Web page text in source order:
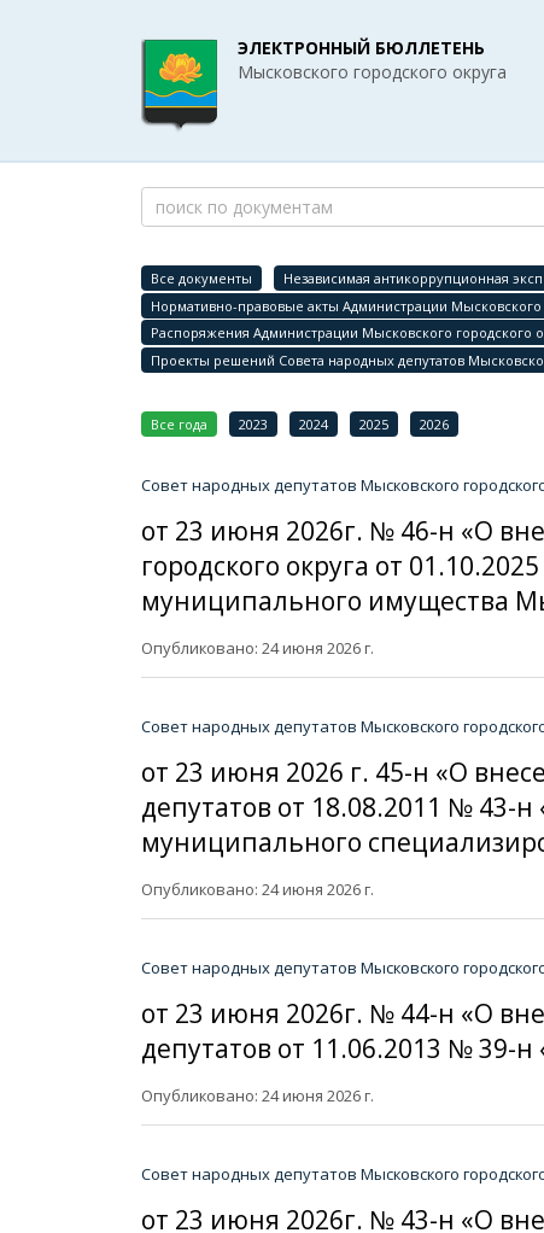
ЭЛЕКТРОННЫЙ БЮЛЛЕТЕНЬ
Мысковского городского округа
Все документы
Независимая антикоррупционная
Нормативно-правовые акты Администрации Мысковского
Распоряжения Администрации Мысковского городского
Проекты решений Совета народных депутатов
Все года 2023 2024 2025 2026
Совет народных депутатов Мысковского
от 23 июня 2026г. № 46-н «О
городского округа от
муниципального имущества
Опубликовано: 24 июня 2026 г.
Совет народных депутатов Мысковского
от 23 июня 2026 г. 45-н «О
депутатов от 18.08.2011 №
муниципального
Опубликовано: 24 июня 2026 г.
Совет народных депутатов Мысковского
от 23 июня 2026г. № 44-н «О
депутатов от 11.06.2013 № 39-
Опубликовано: 24 июня 2026 г.
Совет народных депутатов Мысковского
от 23 июня 2026г. № 43-н «О